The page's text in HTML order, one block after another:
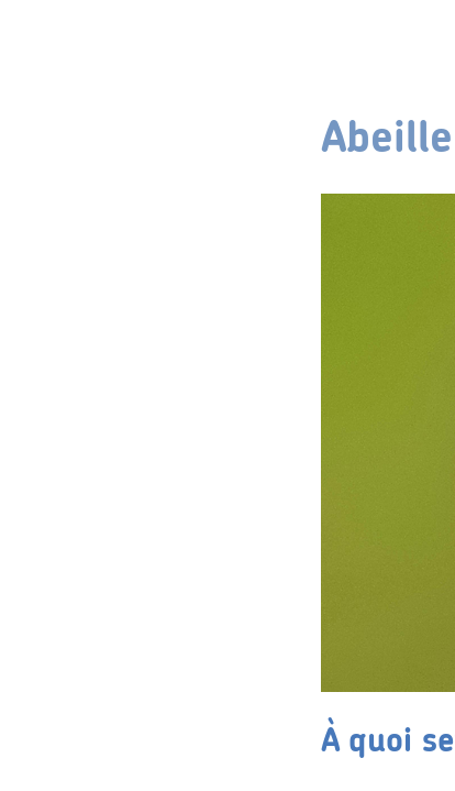
Abeille
À quoi